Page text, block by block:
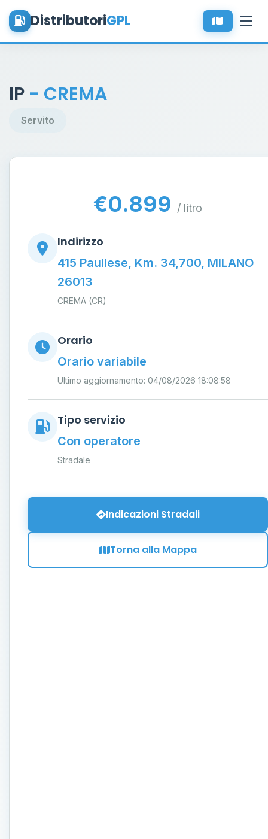
DistributoriGPL
IP - CREMA
Servito
€0.899 / litro
Indirizzo
415 Paullese, Km. 34,700, MILANO
26013
CREMA (CR)
Orario
Orario variabile
Ultimo aggiornamento: 04/08/2026 18:08:58
Tipo servizio
Con operatore
Stradale
Indicazioni Stradali
Torna alla Mappa